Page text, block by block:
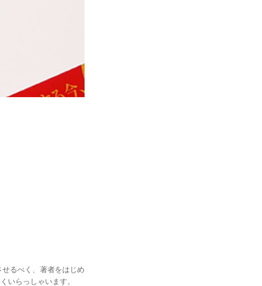
るべく、著者をはじめ
いらっしゃいます。